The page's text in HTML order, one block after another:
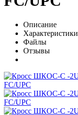
Описание
Характеристики
Файлы
Отзывы